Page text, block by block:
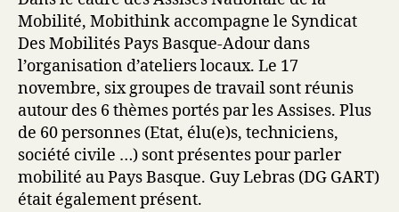
Mobilité, Mobithink accompagne le Syndicat
Des Mobilités Pays Basque-Adour dans
l’organisation d’ateliers locaux. Le 17
novembre, six groupes de travail sont réunis
autour des 6 thèmes portés par les Assises. Plus
de 60 personnes (Etat, élu(e)s, techniciens,
société civile …) sont présentes pour parler
mobilité au Pays Basque. Guy Lebras (DG GART)
était également présent.